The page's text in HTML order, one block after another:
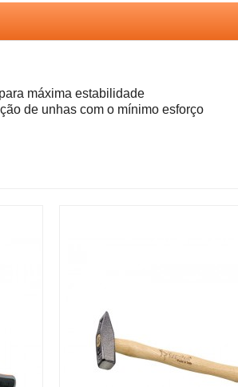
máxima estabilidade
de unhas com o mínimo esforço